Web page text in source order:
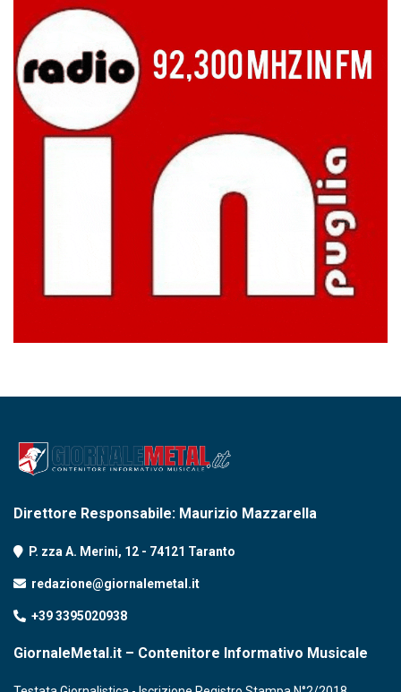
Direttore Responsabile: Maurizio Mazzarella
P. zza A. Merini, 12 - 74121 Taranto
redazione@giornalemetal.it
+39 3395020938
GiornaleMetal.it – Contenitore Informativo Musicale